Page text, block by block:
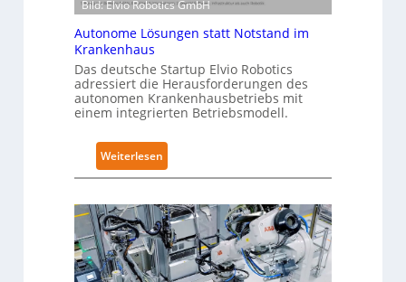
t
f
i
z
r
n
g
n
a
c
s
r
w
e
e
t
g
l
o
Bild: Elvio Robotics GmbH
Autonome Lösungen statt Notstand im
Krankenhaus
Das deutsche Startup Elvio Robotics
adressiert die Herausforderungen des
autonomen Krankenhausbetriebs mit
einem integrierten Betriebsmodell.
Weiterlesen
A
t
o
n
o